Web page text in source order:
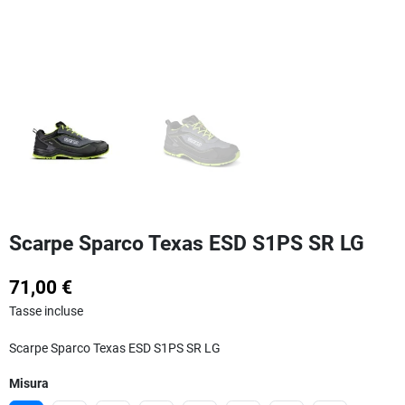
Scarpe Sparco Texas ESD S1PS SR LG
71,00 €
Tasse incluse
Scarpe Sparco Texas ESD S1PS SR LG
Misura